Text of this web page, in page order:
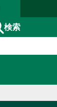
検索